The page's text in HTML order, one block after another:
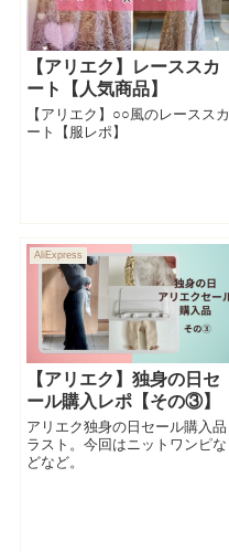
【アリエク】レーススカ
ート【人気商品】
【アリエク】○○風のレーススカ
ート【服レポ】
AliExpress
【アリエク】独身の日セ
ール購入レポ【その③】
アリエク独身の日セール購入品
ラスト。今回はニットワンピな
どなど。